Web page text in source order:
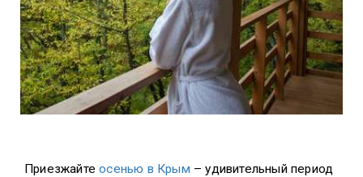
Приезжайтеосенью в Крым – удивительный период